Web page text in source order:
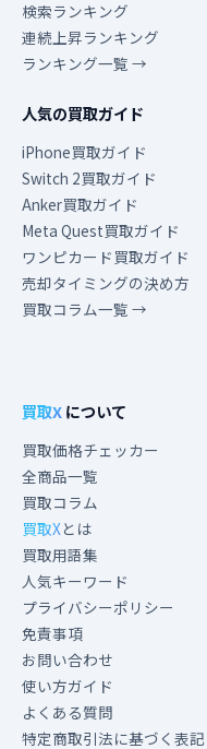
検索ランキング
連続上昇ランキング
ランキング一覧 →
人気の買取ガイド
iPhone買取ガイド
Switch 2買取ガイド
Anker買取ガイド
Meta Quest買取ガイド
ワンピカード買取ガイド
売却タイミングの決め方
買取コラム一覧 →
買取Xについて
買取価格チェッカー
全商品一覧
買取コラム
買取Xとは
買取用語集
人気キーワード
プライバシーポリシー
免責事項
お問い合わせ
使い方ガイド
よくある質問
特定商取引法に基づく表記